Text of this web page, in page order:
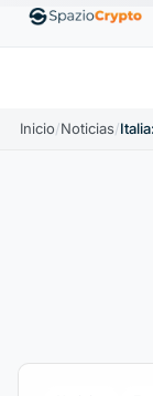
EthereumETH
Inicio/Noticias/